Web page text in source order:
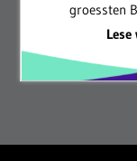
groessten